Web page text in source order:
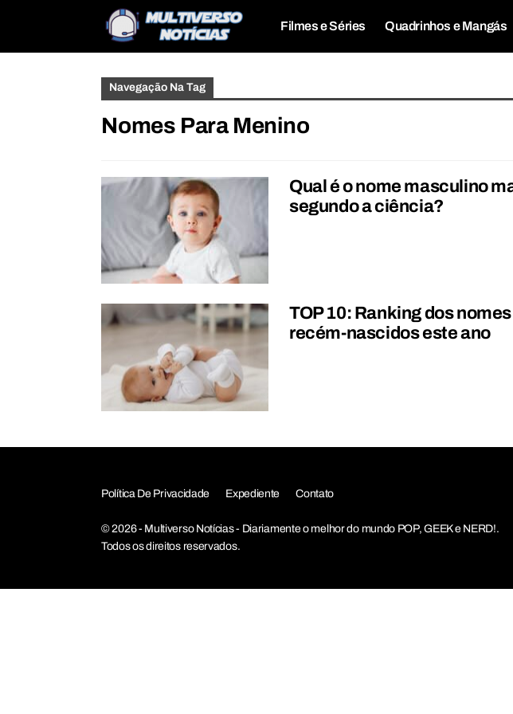
Filmes e Séries Quadrinhos e Mangás
Navegação Na Tag
Nomes Para Menino
Qual é o nome masculino
segundo a ciência?
TOP 10: Ranking dos
recém-nascidos este ano
Política De Privacidade Expediente Contato
© 2026 - Multiverso Notícias - Diariamente o melhor do mundo POP, GEEK e NERD!.
Todos os direitos reservados.